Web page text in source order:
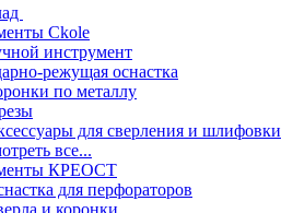
Ckole
инструмент
оснастка
по металлу
для сверления и шлифовки
все...
КРЕОСТ
для перфораторов
и коронки